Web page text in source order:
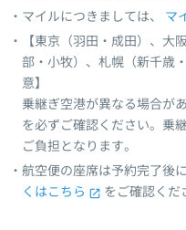
マイルにつきましては、
マ
【東京（羽田・成田）、大
部・小牧）、札幌（新千歳
意】
乗継ぎ空港が異なる場合が
を必ずご確認ください。乗
ご負担となります。
航空便の座席は予約完了後
くはこちら
をご確認くだ